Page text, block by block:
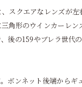
スクエアなレンズが
角形のウインカーレン
後の159やブレラ世代
ボンネット後端からギ